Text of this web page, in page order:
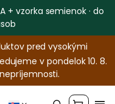
+ vzorka semienok · do
pred vysokými
v pondelok 10. 8.